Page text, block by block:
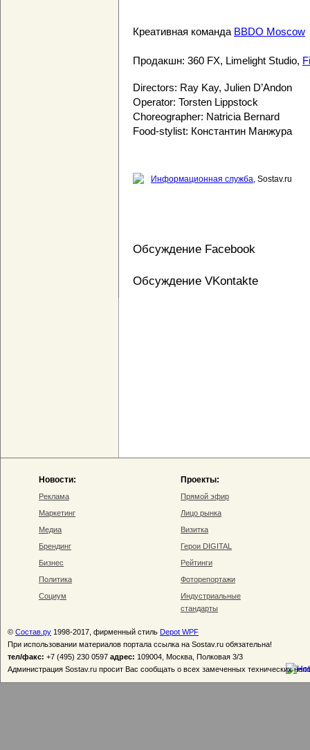
Креативная команда BBDO Moscow
Продакшн: 360 FX, Limelight Studio,
Directors: Ray Kay, Julien D’Andon
Operator: Torsten Lippstock
Choreographer: Natricia Bernard
Food-stylist: Константин Манжура
Информационная служба, Sostav.ru
Обсуждение Facebook
Обсуждение VKontakte
Новости:
Реклама
Маркетинг
Медиа
Брендинг
Бизнес
Политика
Социум
Проекты:
Прямой эфир
Лицо рынка
Визитка
Герои DIGITAL
Рейтинги
Фоторепортажи
Индустриальные
стандарты
© Состав.ру 1998-2017, фирменный стиль Depot WPF
При использовании материалов портала ссылка на Sostav.ru обязательна!
тел/факс: +7 (495) 230 0597 адрес: 109004, Москва, Полковая 3/3
Администрация Sostav.ru просит Вас сообщать о всех замеченных технических